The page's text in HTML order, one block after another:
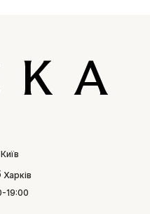
Київ
Харків
19:00